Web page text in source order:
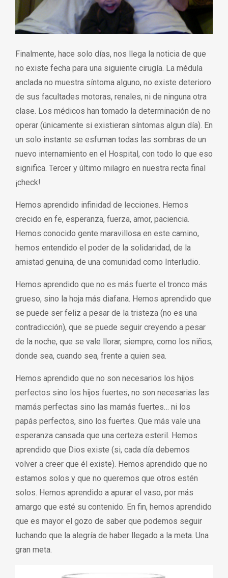
Finalmente, hace solo días, nos llega la noticia de que
no existe fecha para una siguiente cirugía. La médula
anclada no muestra síntoma alguno, no existe deterioro
de sus facultades motoras, renales, ni de ninguna otra
clase. Los médicos han tomado la determinación de no
operar (únicamente si existieran síntomas algun día). En
un solo instante se esfuman todas las sombras de un
nuevo internamiento en el Hospital, con todo lo que eso
significa. Tercer y último milagro en nuestra recta final
¡check!
Hemos aprendido infinidad de lecciones. Hemos
crecido en fe, esperanza, fuerza, amor, paciencia.
Hemos conocido gente maravillosa en este camino,
hemos entendido el poder de la solidaridad, de la
amistad genuina, de una comunidad como Interludio.
Hemos aprendido que no es más fuerte el tronco más
grueso, sino la hoja más diafana. Hemos aprendido que
se puede ser feliz a pesar de la tristeza (no es una
contradicción), que se puede seguir creyendo a pesar
de la noche, que se vale llorar, siempre, como los niños,
donde sea, cuando sea, frente a quien sea.
Hemos aprendido que no son necesarios los hijos
perfectos sino los hijos fuertes, no son necesarias las
mamás perfectas sino las mamás fuertes… ni los
papás perfectos, sino los fuertes. Que más vale una
esperanza cansada que una certeza esteril. Hemos
aprendido que Dios existe (si, cada día debemos
volver a creer que él existe). Hemos aprendido que no
estamos solos y que no queremos que otros estén
solos. Hemos aprendido a apurar el vaso, por más
amargo que esté su contenido. En fin, hemos aprendido
que es mayor el gozo de saber que podemos seguir
luchando que la alegría de haber llegado a la meta. Una
gran meta.